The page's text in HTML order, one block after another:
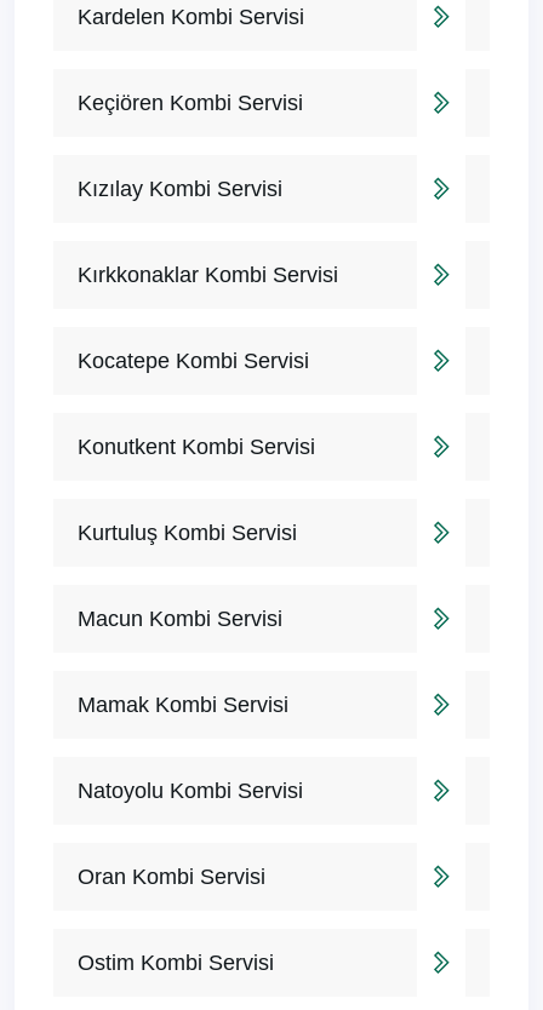
Kardelen Kombi Servisi
Keçiören Kombi Servisi
Kızılay Kombi Servisi
Kırkkonaklar Kombi Servisi
Kocatepe Kombi Servisi
Konutkent Kombi Servisi
Kurtuluş Kombi Servisi
Macun Kombi Servisi
Mamak Kombi Servisi
Natoyolu Kombi Servisi
Oran Kombi Servisi
Ostim Kombi Servisi